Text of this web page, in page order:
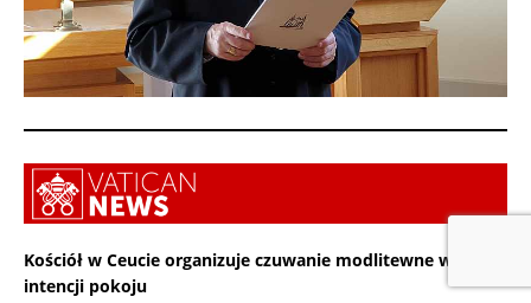
Kościół w Ceucie organizuje czuwanie modlitewne w
intencji pokoju